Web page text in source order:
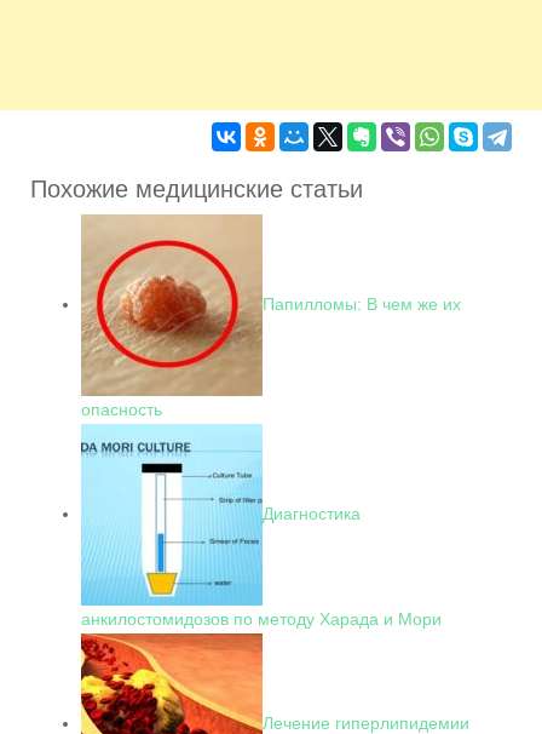
Похожие медицинские статьи
Папилломы: В чем же их
опасность
Диагностика
анкилостомидозов по методу Харада и Мори
Лечение гиперлипидемии